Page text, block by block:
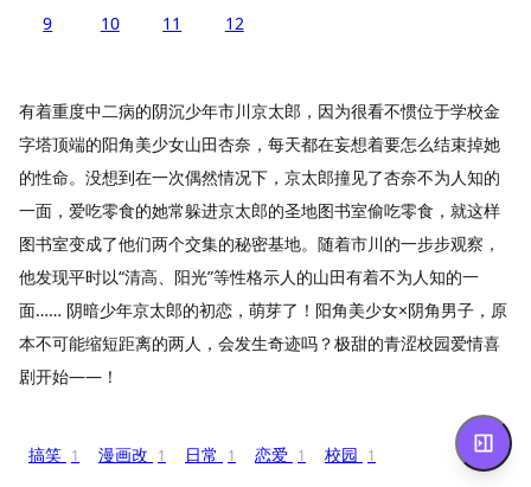
9
10 11 12
有着重度中二病的阴沉少年市川京太郎，因为很看不惯位于学校金
字塔顶端的阳角美少女山田杏奈，每天都在妄想着要怎么结束掉她
的性命。没想到在一次偶然情况下，京太郎撞见了杏奈不为人知的
一面，爱吃零食的她常躲进京太郎的圣地图书室偷吃零食，就这样
图书室变成了他们两个交集的秘密基地。随着市川的一步步观察，
他发现平时以“清高、阳光”等性格示人的山田有着不为人知的一
面…… 阴暗少年京太郎的初恋，萌芽了！阳角美少女×阴角男子，原
本不可能缩短距离的两人，会发生奇迹吗？极甜的青涩校园爱情喜
剧开始——！
搞笑 1 漫画改 1 日常 1 恋爱 1 校园 1